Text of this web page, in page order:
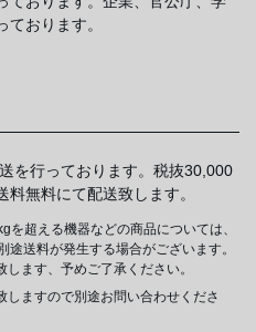
おります。
を行っております。税抜30,000
無料にて配送致します。
超える機器などの商品については、
送料が発生する場合がございます。
ます、予めご了承ください。
ますので別途お問い合わせくださ